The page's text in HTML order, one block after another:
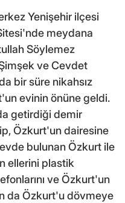
Yenişehir ilçesi
meydana
Söylemez
ve Cevdet
bir süre nikahsız
evinin önüne geldi.
getirdiği demir
Özkurt'un dairesine
bulunan Özkurt ile
ellerini plastik
ve Özkurt'un
da Özkurt'u dövmeye